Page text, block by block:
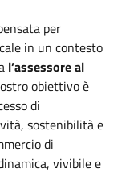
per
in un contesto
l’assessore al
obiettivo è
di
sostenibilità e
di
vivibile e